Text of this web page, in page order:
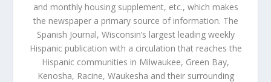
and monthly housing supplement, etc., which makes
the newspaper a primary source of information. The
Spanish Journal, Wisconsin’s largest leading weekly
Hispanic publication with a circulation that reaches the
Hispanic communities in Milwaukee, Green Bay,
Kenosha, Racine, Waukesha and their surrounding